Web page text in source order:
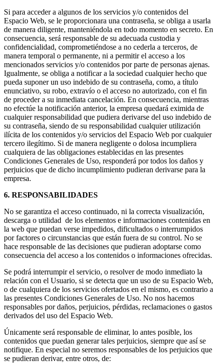
Si para acceder a algunos de los servicios y/o contenidos del
Espacio Web, se le proporcionara una contraseña, se obliga a usarla
de manera diligente, manteniéndola en todo momento en secreto. En
consecuencia, será responsable de su adecuada custodia y
confidencialidad, comprometiéndose a no cederla a terceros, de
manera temporal o permanente, ni a permitir el acceso a los
mencionados servicios y/o contenidos por parte de personas ajenas.
Igualmente, se obliga a notificar a la sociedad cualquier hecho que
pueda suponer un uso indebido de su contraseña, como, a título
enunciativo, su robo, extravío o el acceso no autorizado, con el fin
de proceder a su inmediata cancelación. En consecuencia, mientras
no efectúe la notificación anterior, la empresa quedará eximida de
cualquier responsabilidad que pudiera derivarse del uso indebido de
su contraseña, siendo de su responsabilidad cualquier utilización
ilícita de los contenidos y/o servicios del Espacio Web por cualquier
tercero ilegítimo. Si de manera negligente o dolosa incumpliera
cualquiera de las obligaciones establecidas en las presentes
Condiciones Generales de Uso, responderá por todos los daños y
perjuicios que de dicho incumplimiento pudieran derivarse para la
empresa.
6. RESPONSABILIDADES
No se garantiza el acceso continuado, ni la correcta visualización,
descarga o utilidad de los elementos e informaciones contenidas en
la web que puedan verse impedidos, dificultados o interrumpidos
por factores o circunstancias que están fuera de su control. No se
hace responsable de las decisiones que pudieran adoptarse como
consecuencia del acceso a los contenidos o informaciones ofrecidas.
Se podrá interrumpir el servicio, o resolver de modo inmediato la
relación con el Usuario, si se detecta que un uso de su Espacio Web,
o de cualquiera de los servicios ofertados en el mismo, es contrario a
las presentes Condiciones Generales de Uso. No nos hacemos
responsables por daños, perjuicios, pérdidas, reclamaciones o gastos
derivados del uso del Espacio Web.
Únicamente será responsable de eliminar, lo antes posible, los
contenidos que puedan generar tales perjuicios, siempre que así se
notifique. En especial no seremos responsables de los perjuicios que
se pudieran derivar, entre otros, de: